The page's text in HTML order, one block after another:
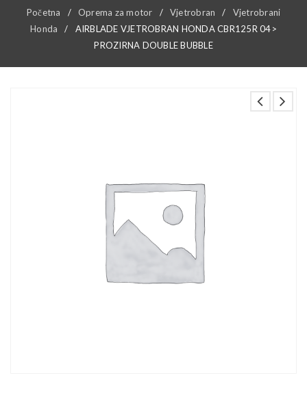
Početna / Oprema za motor / Vjetrobran /
Vjetrobrani
Honda
/
AIRBLADE VJETROBRAN HONDA CBR125R 04>
PROZIRNA DOUBLE BUBBLE